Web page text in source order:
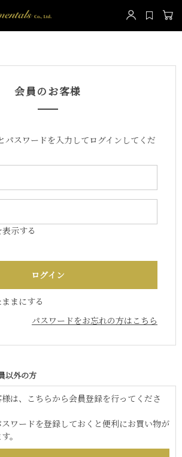
会員のお客様
パスワードを入力してログインしてくだ
示する
まにする
パスワードをお忘れの方はこちら
以外の方
は、こちらから会員登録を行ってくださ
ワードを登録しておくと便利にお買い物が
。